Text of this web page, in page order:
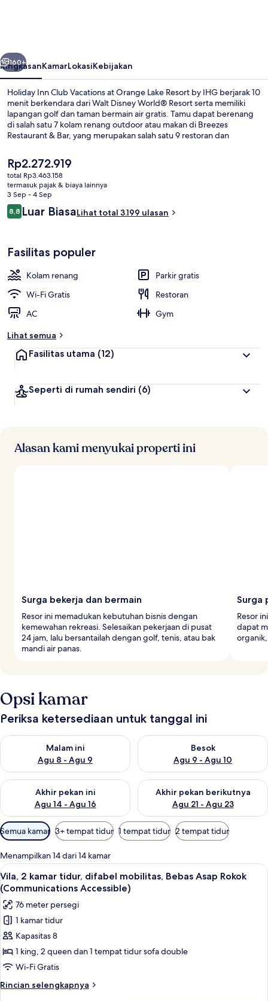
Orange
Lake
Resort
by
IHG
Berikutnya
160+
RingkasanKamarLokasiKebijakan
Holiday Inn Club Vacations at Orange Lake Resort by IHG berjarak 10
menit berkendara dari Walt Disney World® Resort serta memiliki
lapangan golf dan taman bermain air gratis. Tamu dapat berenang
di salah satu 7 kolam renang outdoor atau makan di Breezes
Restaurant & Bar, yang merupakan salah satu 9 restoran dan
kolam renang, kolam arus, serta fasilitas dalam kamar seperti kulkas
dan microwave. Para traveler menyukai kolam renang dan staf.
Harga
saat
ini
Rp2.272.919
Rp2.272.919
total Rp3.463.158
termasuk pajak & biaya lainnya
3 Sep - 4 Sep
Ulasan
8,88,8 dari 10
Luar BiasaLihat total 3.199 ulasan
Fasilitas populer
Kolam renang
Parkir gratis
Wi-Fi Gratis
Restoran
AC
Gym
Lihat semua
Fasilitas utama (12)
Seperti di rumah sendiri (6)
Alasan kami menyukai properti ini
Surga bekerja dan bermain
Resor ini memadukan kebutuhan bisnis dengan
kemewahan rekreasi. Selesaikan pekerjaan di pusat
24 jam, lalu bersantailah dengan golf, tenis, atau bak
mandi air panas.
Surga
Resor
dapat
Opsi kamar
Periksa ketersediaan untuk tanggal ini
Malam ini
Agu 8 - Agu 9
Periksa ketersediaan untuk malam ini Agu 8 - Agu 9
Besok
Agu 9 - Agu 10
Periksa ketersediaan untuk
Akhir pekan ini
Agu 14 - Agu 16
Periksa ketersediaan untuk akhir pekan ini Agu 14 - Agu 16
Akhir pekan berikutnya
Agu 21 - Agu 23
Periksa ketersediaan untuk
Filter
tersedia
untuk
kamar
Semua kamar 3+ tempat tidur 1 tempat tidur 2 tempat tidur
Menampilkan 14 dari 14 kamar
Lihat
semua
foto
untuk
Vila,
2
kamar
tidur,
difabel
mobilitas,
Brankas, ruang kerja ramah laptop,
15
Vila, 2 kamar tidur, difabel mobilitas, Bebas Asap Rokok
(Communications Accessible)
76 meter persegi
1 kamar tidur
Kapasitas 8
1 king, 2 queen dan 1 tempat tidur sofa double
Wi-Fi Gratis
Rincian selengkapnya
Rincian